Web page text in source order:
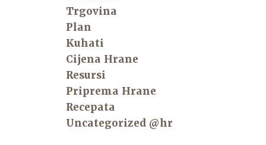
Trgovina
Plan
Kuhati
Cijena Hrane
Resursi
Priprema Hrane
Recepata
Uncategorized @hr